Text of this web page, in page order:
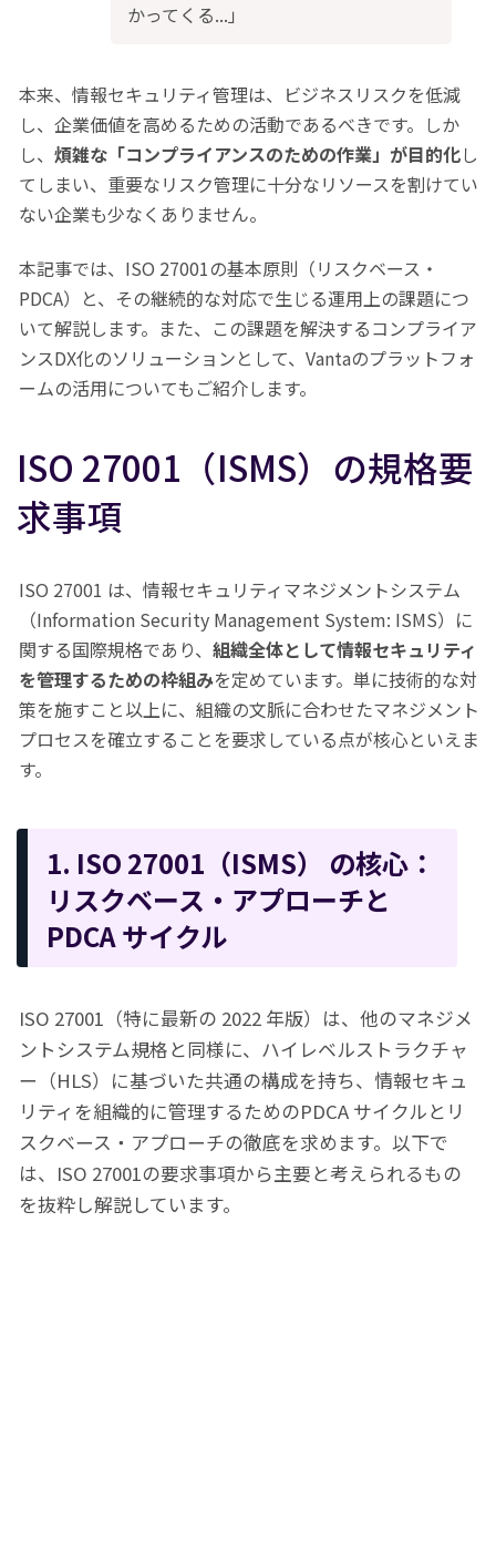
かってくる...」
本来、情報セキュリティ管理は、ビジネスリスクを低減
し、企業価値を高めるための活動であるべきです。しか
し、 煩雑な「コンプライアンスのための作業」が目的化し
てしまい、重要なリスク管理に十分なリソースを割けてい
ない企業も少なくありません。
本記事では、ISO 27001の基本原則（リスクベース・
PDCA）と、その継続的な対応で生じる運用上の課題につ
いて解説します。また、この課題を解決するコンプライア
ンスDX化のソリューションとして、Vantaのプラットフォ
ームの活用についてもご紹介します。
ISO 27001（ISMS）の規格要
求事項
ISO 27001 は、情報セキュリティマネジメントシステム
（Information Security Management System: ISMS）に
関する国際規格であり、 組織全体として情報セキュリティ
を管理するための枠組みを定めています。単に技術的な対
策を施すこと以上に、組織の文脈に合わせたマネジメント
プロセスを確立することを要求している点が核心といえま
す。
1. ISO 27001（ISMS） の核心：
リスクベース・アプローチと
PDCA サイクル
ISO 27001（特に最新の 2022 年版）は、他のマネジメ
ントシステム規格と同様に、ハイレベルストラクチャ
ー（HLS）に基づいた共通の構成を持ち、情報セキュ
リティを組織的に管理するためのPDCA サイクルとリ
スクベース・アプローチの徹底を求めます。以下で
は、ISO 27001の要求事項から主要と考えられるもの
を抜粋し解説しています。